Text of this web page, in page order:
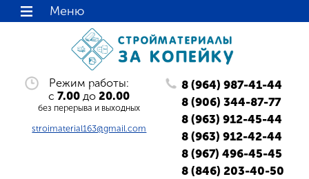
Режим работы:
с7.00 до20.00
без перерыва и выходных
stroimaterial163@gmail.com
8 (964) 987-41-44
8 (906) 344-87-77
8 (963) 912-45-44
8 (963) 912-42-44
8 (967) 496-45-45
8 (846) 203-40-50
Меню